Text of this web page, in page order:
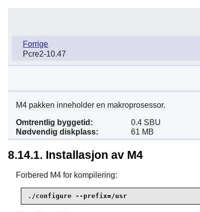
Forrige
Pcre2-10.47
M4 pakken inneholder en makroprosessor.
Omtrentlig byggetid:
0.4 SBU
Nødvendig diskplass:
61 MB
8.14.1. Installasjon av M4
Forbered M4 for kompilering:
./configure --prefix=/usr